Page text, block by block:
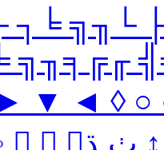
┐╘ ╗╖└
╗╖╕╔╓
▼ ◄ ◊ ○